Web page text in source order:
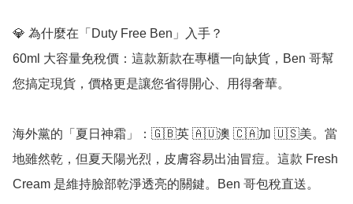
💎 為什麼在「Duty Free Ben」入手？
60ml 大容量免稅價：這款新款在專櫃一向缺貨，Ben 哥幫
您搞定現貨，價格更是讓您省得開心、用得奢華。
海外黨的「夏日神霜」：🇬🇧英 🇦🇺澳 🇨🇦加 🇺🇸美。當
地雖然乾，但夏天陽光烈，皮膚容易出油冒痘。這款 Fresh
Cream 是維持臉部乾淨透亮的關鍵。Ben 哥包稅直送。